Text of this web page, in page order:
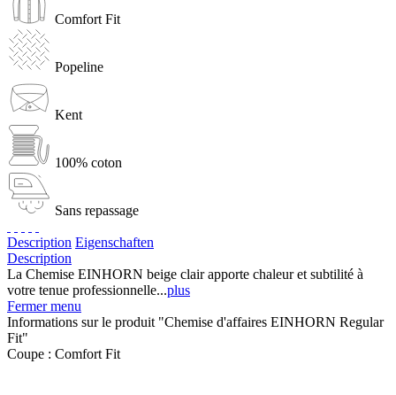
Comfort Fit
Popeline
Kent
100% coton
Sans repassage
Description Eigenschaften
Description
La Chemise EINHORN beige clair apporte chaleur et subtilité à
votre tenue professionnelle...plus
Fermer menu
Informations sur le produit "Chemise d'affaires EINHORN Regular
Fit"
Coupe : Comfort Fit